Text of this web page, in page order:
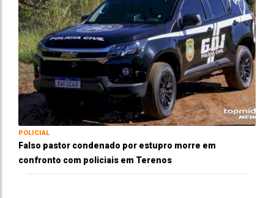
POLICIAL
Falso pastor condenado por estupro morre em
confronto com policiais em Terenos